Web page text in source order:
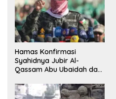
Hamas Konfirmasi
Syahidnya Jubir Al-
Qassam Abu Ubaidah dan
Sinwar